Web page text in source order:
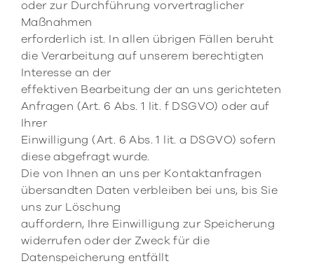
oder zur Durchführung vorvertraglicher
Maßnahmen
erforderlich ist. In allen übrigen Fällen beruht
die Verarbeitung auf unserem berechtigten
Interesse an der
effektiven Bearbeitung der an uns gerichteten
Anfragen (Art. 6 Abs. 1 lit. f DSGVO) oder auf
Ihrer
Einwilligung (Art. 6 Abs. 1 lit. a DSGVO) sofern
diese abgefragt wurde.
Die von Ihnen an uns per Kontaktanfragen
übersandten Daten verbleiben bei uns, bis Sie
uns zur Löschung
auffordern, Ihre Einwilligung zur Speicherung
widerrufen oder der Zweck für die
Datenspeicherung entfällt